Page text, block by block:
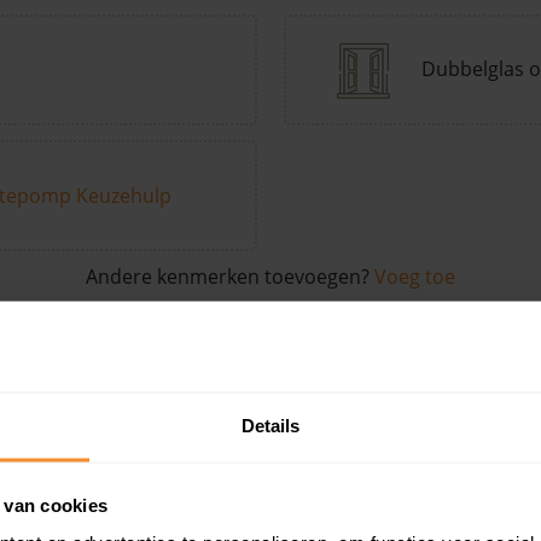
Details
cookies
Dubbelglas
Keuzehulp
Andere kenmerken toevoegen? Voeg toe
de buurt